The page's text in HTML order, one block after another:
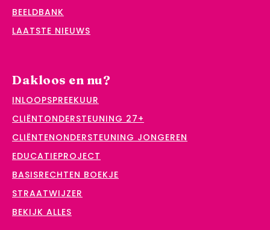
BEELDBANK
LAATSTE NIEUWS
Dakloos en nu?
INLOOPSPREEKUUR
CLIËNTONDERSTEUNING 27+
CLIËNTENONDERSTEUNING JONGEREN
EDUCATIEPROJECT
BASISRECHTEN BOEKJE
STRAATWIJZER
BEKIJK ALLES